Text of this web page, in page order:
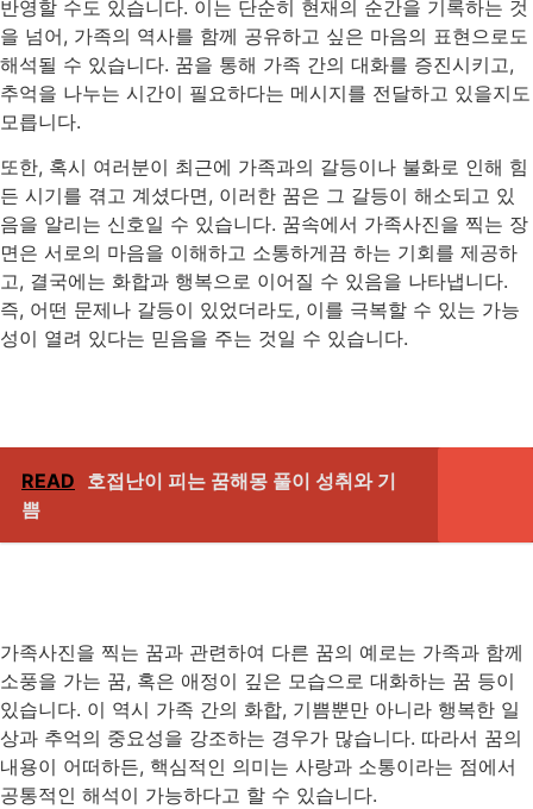
반영할 수도 있습니다. 이는 단순히 현재의 순간을 기록하는 것
을 넘어, 가족의 역사를 함께 공유하고 싶은 마음의 표현으로도
해석될 수 있습니다. 꿈을 통해 가족 간의 대화를 증진시키고,
추억을 나누는 시간이 필요하다는 메시지를 전달하고 있을지도
모릅니다.
또한, 혹시 여러분이 최근에 가족과의 갈등이나 불화로 인해 힘
든 시기를 겪고 계셨다면, 이러한 꿈은 그 갈등이 해소되고 있
음을 알리는 신호일 수 있습니다. 꿈속에서 가족사진을 찍는 장
면은 서로의 마음을 이해하고 소통하게끔 하는 기회를 제공하
고, 결국에는 화합과 행복으로 이어질 수 있음을 나타냅니다.
즉, 어떤 문제나 갈등이 있었더라도, 이를 극복할 수 있는 가능
성이 열려 있다는 믿음을 주는 것일 수 있습니다.
READ 호접난이 피는 꿈해몽 풀이 성취와 기
쁨
가족사진을 찍는 꿈과 관련하여 다른 꿈의 예로는 가족과 함께
소풍을 가는 꿈, 혹은 애정이 깊은 모습으로 대화하는 꿈 등이
있습니다. 이 역시 가족 간의 화합, 기쁨뿐만 아니라 행복한 일
상과 추억의 중요성을 강조하는 경우가 많습니다. 따라서 꿈의
내용이 어떠하든, 핵심적인 의미는 사랑과 소통이라는 점에서
공통적인 해석이 가능하다고 할 수 있습니다.